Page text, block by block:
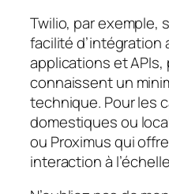
Twilio, par exemple,
facilité d’intégration
applications et
connaissent un
technique. Pour les
domestiques ou
ou Proximus qui
interaction à